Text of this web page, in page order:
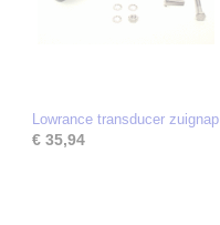
Lowrance transducer zuignap
€ 35,94